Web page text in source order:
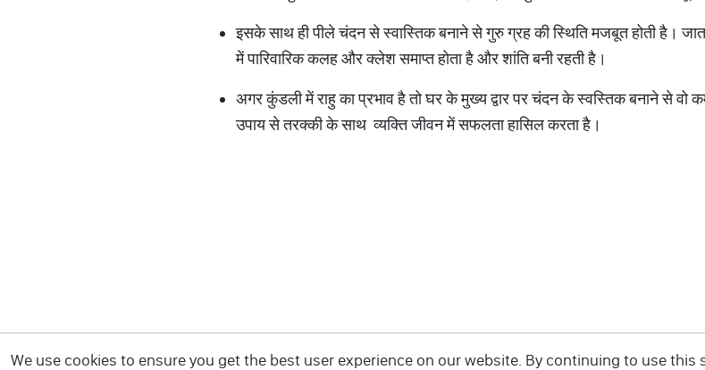
इसके साथ ही पीले चंदन से स्वास्तिक बनाने से गुरु ग्रह की स्थिति मजबूत होती है।
में पारिवारिक कलह और क्लेश समाप्त होता है और शांति बनी रहती है।
अगर कुंडली में राहु का प्रभाव है तो घर के मुख्य द्वार पर चंदन के स्वस्तिक बनाने से वो
उपाय से तरक्की के साथ व्यक्ति जीवन में सफलता हासिल करता है।
We use cookies to ensure you get the best user experience on our website. By continuing to use this